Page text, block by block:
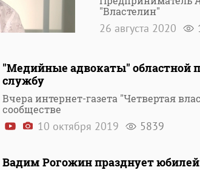
"Властелин"
26 августа 2020
"Медийные адвокаты" областной
службу
Вчера интернет-газета "Четвертая
сообществе
10 октября 2019 5839
Вадим Рогожин празднует юбилей